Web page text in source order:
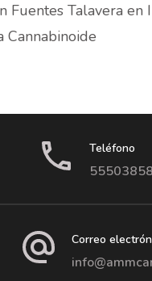
Fuentes Talavera en
Cannabinoide
Teléfono
Correo